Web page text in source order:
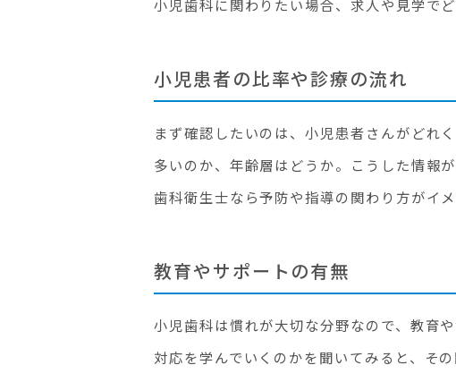
小児歯科に関わりたい場合、求人や見学で
小児患者の比率や診療の流れ
まず確認したいのは、小児患者さんがどれ
多いのか、年齢層はどうか。こうした情報
歯科衛生士なら予防や指導の関わり方がイ
教育やサポートの有無
小児歯科は慣れが大切な分野なので、教育
対応を学んでいくのかを聞いてみると、そ